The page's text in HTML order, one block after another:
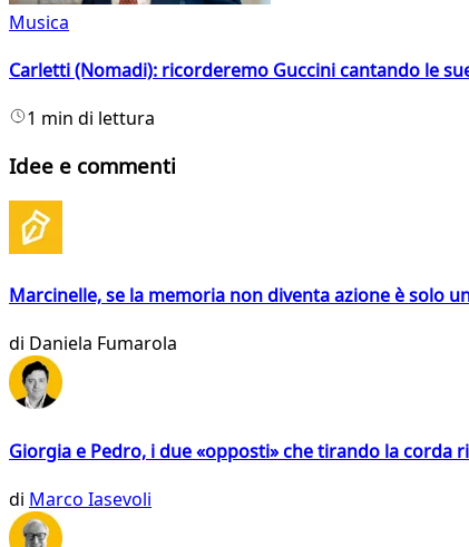
Musica
Carletti (Nomadi): ricorderemo Guccini cantando le
1 min di lettura
Idee e commenti
Marcinelle, se la memoria non diventa azione è solo
di Daniela Fumarola
Giorgia e Pedro, i due «opposti» che tirando la corda
di Marco Iasevoli